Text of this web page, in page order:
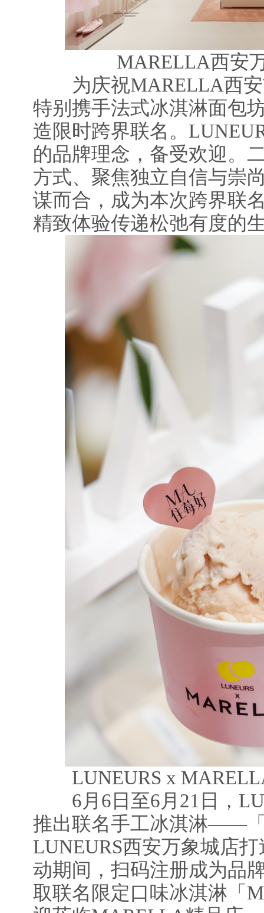
MARELLA西安
为庆祝MARELLA西安
特别携手法式冰淇淋面包
造限时跨界联名。
的品牌理念，备受欢迎。
方式、聚焦独立自信与崇
谋而合，成为本次跨界联
精致体验传递松弛有度的
LUNEURS x
6月6日至6月21日，
推出联名手工冰淇淋——
LUNEURS西安万象城店
动期间，扫码注册成为品
取联名限定口味冰淇淋「